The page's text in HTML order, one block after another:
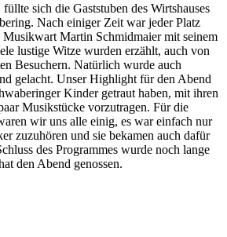
sich die Gaststuben des Wirtshauses
Nach einiger Zeit war jeder Platz
Martin Schmidmaier mit seinem
lustige Witze wurden erzählt, auch von
Besuchern. Natürlich wurde auch
gelacht. Unser Highlight für den Abend
Kinder getraut haben, mit ihren
Musikstücke vorzutragen. Für die
wir uns alle einig, es war einfach nur
zuzuhören und sie bekamen auch dafür
des Programmes wurde noch lange
den Abend genossen.